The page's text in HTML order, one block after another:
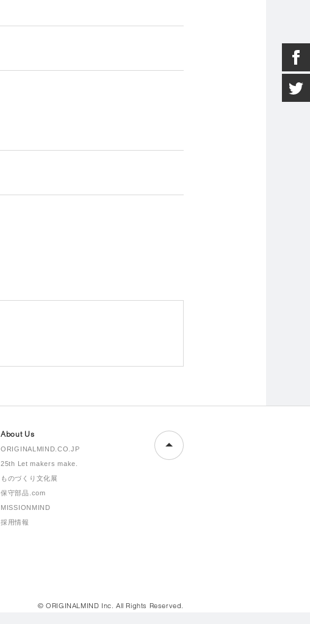
About Us
ORIGINALMIND.CO.JP
25th Let makers make.
ものづくり文化展
保守部品.com
MISSIONMIND
採用情報
© ORIGINALMIND Inc. All Rights Reserved.